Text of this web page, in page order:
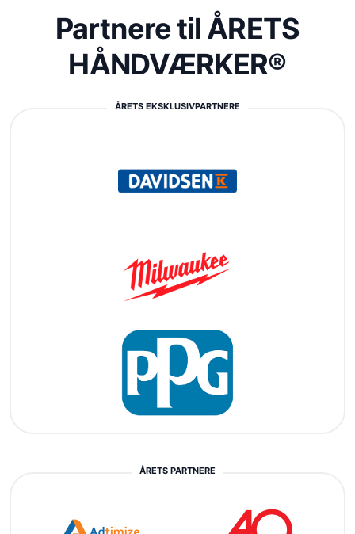
Partnere til ÅRETS
HÅNDVÆRKER®
ÅRETS EKSKLUSIVPARTNERE
ÅRETS PARTNERE